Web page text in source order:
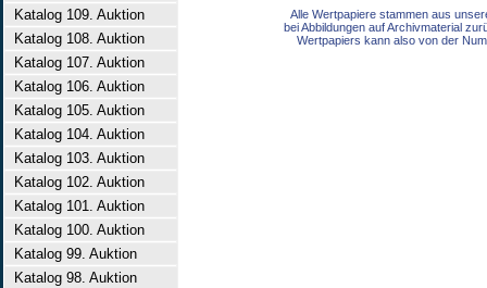
Katalog 109. Auktion
Katalog 108. Auktion
Katalog 107. Auktion
Katalog 106. Auktion
Katalog 105. Auktion
Katalog 104. Auktion
Katalog 103. Auktion
Katalog 102. Auktion
Katalog 101. Auktion
Katalog 100. Auktion
Katalog 99. Auktion
Katalog 98. Auktion
Alle Wertpapiere stammen aus
bei Abbildungen auf Archivmaterial
Wertpapiers kann also von der